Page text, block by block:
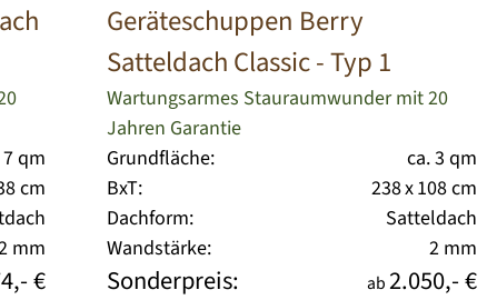
qm
cm
mm
€
Geräteschuppen Berry
Satteldach Classic - Typ 1
Wartungsarmes Stauraumwunder mit 20
Jahren Garantie
Grundfläche:
ca. 3 qm
BxT:
238 x 108 cm
Dachform:
Satteldach
Wandstärke:
2 mm
Sonderpreis: ab2.050,- €